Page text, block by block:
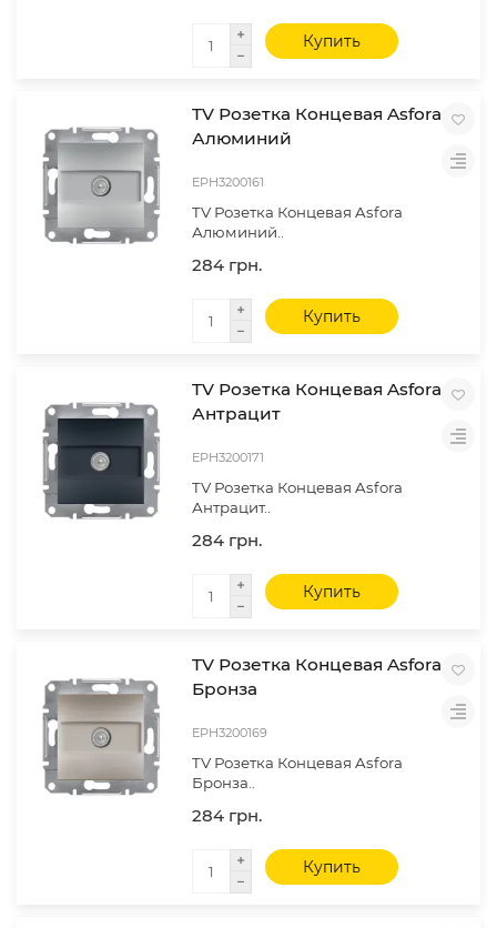
Купить
TV Розетка Концевая Asfora
Алюминий
EPH3200161
TV Розетка Концевая Asfora
Алюминий..
284 грн.
Купить
TV Розетка Концевая Asfora
Антрацит
EPH3200171
TV Розетка Концевая Asfora
Антрацит..
284 грн.
Купить
TV Розетка Концевая Asfora
Бронза
EPH3200169
TV Розетка Концевая Asfora
Бронза..
284 грн.
Купить